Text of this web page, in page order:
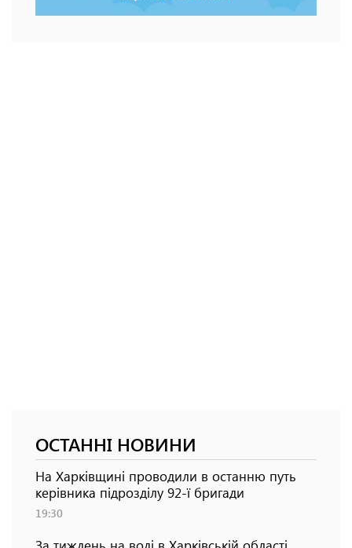
ОСТАННІ НОВИНИ
На Харківщині проводили в останню путь
керівника підрозділу 92-ї бригади
19:30